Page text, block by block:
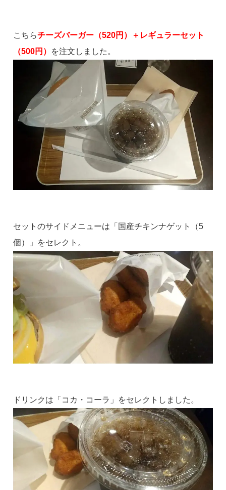
こちらチーズバーガー（520円）＋レギュラーセット
（500円）
を注文しました。
セットのサイドメニューは「国産チキンナゲット（5
個）」をセレクト。
ドリンクは「コカ・コーラ」をセレクトしました。